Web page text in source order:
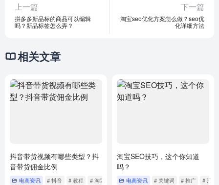
上一篇
拼多多新品标的商品可以编辑
吗？新品标签怎么弄？
下一篇
淘宝seo优化方案怎么做？seo优
化详细方法
相关文章
抖音带货视频有哪些类型？抖
音带货佣金比例
电商资讯 # 抖音 # 教程 # 淘宝
淘宝SEO技巧，这个你知道
吗？
电商资讯 # 关键词 # 推广 # 活动